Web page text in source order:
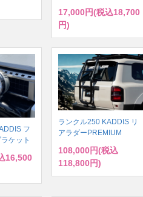
17,000円(税込18,700
円)
フ
ケット
16,500
ランクル250 KADDIS リ
アラダーPREMIUM
108,000円(税込
118,800円)